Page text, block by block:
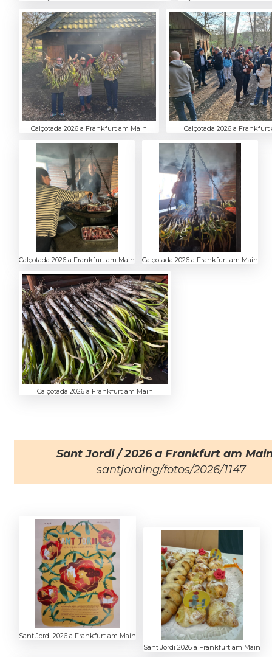
Calçotada 2026 a Frankfurt am Main Calçotada 2026 a
Calçotada 2026 a Frankfurt am Main Calçotada 2026 a Frankfurt am Main
Calçotada 2026 a Frankfurt am Main
Sant Jordi / 2026 a Frankfurt am
santjording/fotos/2026/1147
Sant Jordi 2026 a Frankfurt am Main
Sant Jordi 2026 a Frankfurt am Main